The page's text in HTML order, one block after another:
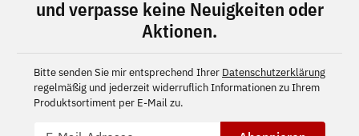
und verpasse keine Neuigkeiten oder
Aktionen.
Bitte senden Sie mir entsprechend Ihrer Datenschutzerklärung
regelmäßig und jederzeit widerruflich Informationen zu Ihrem
Produktsortiment per E-Mail zu.